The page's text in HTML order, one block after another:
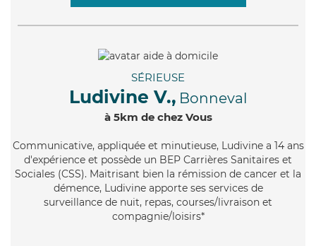
SÉRIEUSE
Ludivine V., Bonneval
à 5km de chez Vous
Communicative, appliquée et minutieuse, Ludivine a 14 ans
d'expérience et possède un BEP Carrières Sanitaires et
Sociales (CSS). Maitrisant bien la rémission de cancer et la
démence, Ludivine apporte ses services de
surveillance de nuit, repas, courses/livraison et
compagnie/loisirs*